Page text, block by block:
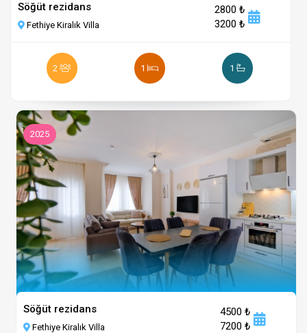
Söğüt rezidans
Fethiye Kiralık Villa
2800 ₺
3200 ₺
2 1 1
2025
Söğüt rezidans
Fethiye Kiralık Villa
4500 ₺
7200 ₺